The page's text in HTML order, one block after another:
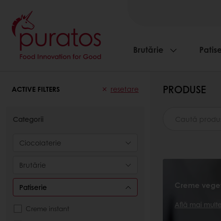
Brutărie
ACTIVE FILTERS resetare
Categorii
Ciocolaterie
Brutărie
Patiserie
Creme instant
PRODUSE
Creme
Află mai